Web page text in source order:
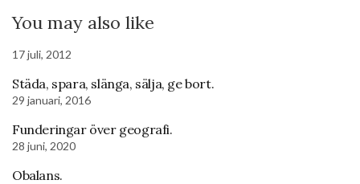
You may also like
17 juli, 2012
Städa, spara, slänga, sälja, ge bort.
29 januari, 2016
Funderingar över geografi.
28 juni, 2020
Obalans.